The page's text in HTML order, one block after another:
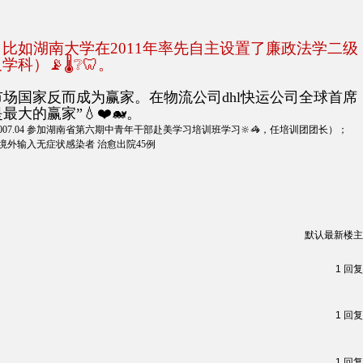
湖南大学在2011年率先自主设置了廉政法学二级
科）📡🌡❔🦷。
家反而成为赢家。在物流公司dhl快运公司全球首席
大的赢家”💧❤️🐋。
参加湖南省第六期中青年干部赴美学习培训班学习🔆🦓，任培训团团长）；
输入无症状感染者 治愈出院45例
默认最新楼主
1 回复
1 回复